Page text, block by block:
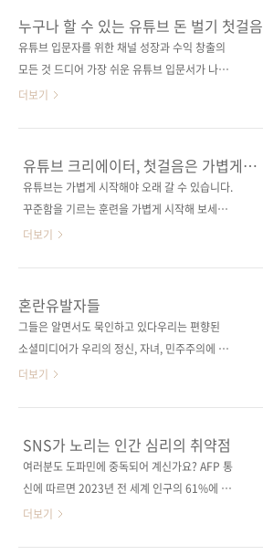
트(가나다순)[교보문고] [구글북스] [리디북스]
[알라딘] [예스이십사] 출판사 제이펍도서명 수
노로 시작하는 AI 작곡부 ..
스 / 알라딘 / 예스이십사 출판사 제이펍도서명
창업부터 운영까지 단계별로 실천하는 SNS 마
케팅(최신 개정판) 부제목 인스타그램, 유튜
용하라! 지은이 강진영, 유영진 출판일 2024년
9월 5일페이지 396쪽판 형 46배판변형
22,000원ISBN 979-11-93926-45-1(13000)
키워드 네이버, 카카오톡, 틱톡, 소상공인, ..
누구나 할 수 있는 유튜브 돈 벌기 첫걸음
유튜브 입문자를 위한 채널 성장과 수익 창출의
모든 것 드디어 가장 쉬운 유튜브 입문서가 나왔
다. 이 책은 평범한 직장인에서 유튜브 교육 크리
히 성장하는 콘텐츠를 찾는 방법, 영상 촬영 방식
및 촬영 장비 추천은 물론 초보 크리에이터라면
어렵게 느껴지는 알고리즘과 검색 엔진 최적화
즈니스를 브랜딩하여 수익을 창출하는 프로세스
와 최신 유튜브 트렌드인 쇼츠 운영도 소개한다.
할지 고민하고 있다면, 가장 쉬운 유튜브 입문서
로 지금 당장 도전하자. 도서 구매 사이트(가나다
순) [교보문고] [도서11번가] [알라딘] [예스이십
사] [인터..
더보기
유튜브 크리에이터, 첫걸음은 가볍게
내딛자
유튜브는 가볍게 시작해야 오래 갈 수 있습니다.
꾸준함을 기르는 훈련을 가볍게 시작해 보세요.
직장인 N잡 시대의 대표 부업, 유튜브 크리에이
습니다. 정녕 유튜브는 강한 자만이 살아남는 레
드 오션일까요? 네, 구독자 수와 조회 수만 생각
한다면 유튜브는 레드 오션이 맞습니다. 그럼에
이 많습니다. 왜일까요? 누구나 영상을 만들 수
있는 시대가 되었기 때문에, 이제 유튜브에 대한
다시피 끊임없이 영상을 제작해야 지속할 수 있
습니다. 다른 SNS와 비교하면 솔직히 지속하기
어려운 플랫폼이죠. 이 책의 저자 유튜브신쌤은
평범한 직장인..
더보기
혼란유발자들
그들은 알면서도 묵인하고 있다우리는 편향된
소셜미디어가 우리의 정신, 자녀, 민주주의에 해
롭다는 사실을 막연하게 알고 있다. 하지만 그 범
위터, 유튜브, 인스타그램, 틱톡 등의 소셜미디어
가 어떻게 인간 심리의 취약점을 이용하여 사용
자를 양극단으로 이끄는지 파헤치고, 흥미진진
려준다. 빅테크의 문 뒤에서 어떤 일이 벌어지고
있는지 경종을 울리고 너무 늦기 전에 세상에 닥
더보기
SNS가 노리는 인간 심리의 취약점
여러분도 도파민에 중독되어 계신가요? AFP 통
신에 따르면 2023년 전 세계 인구의 61%에 해
당하는 약 49억 명이 SNS를 사용하고 있으며,
더보기